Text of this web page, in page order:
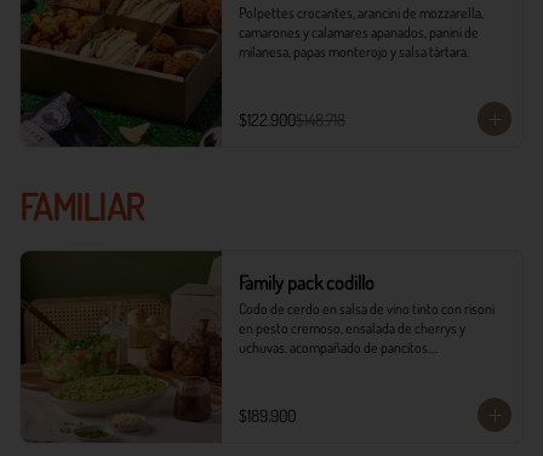
Polpettes crocantes, arancini de mozzarella,
camarones y calamares apanados, panini de
milanesa, papas monterojo y salsa tártara.
$122.900$148.718
FAMILIAR
Family pack codillo
Codo de cerdo en salsa de vino tinto con risoni
en pesto cremoso, ensalada de cherrys y
uchuvas, acompañado de pancitos.​​
- Risoni (Cantidad ideal para 4 personas)​
- Pancitos​
$189.900